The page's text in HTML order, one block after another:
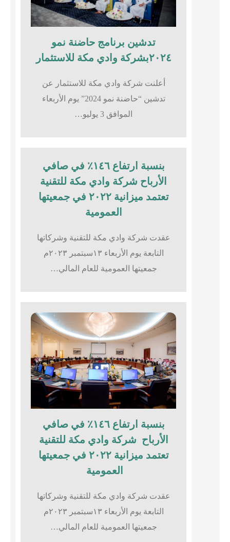
تدشين برنامج حاضنة نمو
٢٠٢٤بشركة وادي مكة للاستثمار
أعلنت شركة وادي مكة للاستثمار عن
تدشين “حاضنة نمو 2024” يوم الأربعاء
الموافق 3 يوليو…
بنسبة ارتفاع ١٤٦٪؜ في صافي
الأرباح شركة وادي مكة للتقنية
تعتمد ميزانية ٢٠٢٢ في جمعيتها
العمومية
عقدت شركة وادي مكة للتقنية وشركاتها
التابعة يوم الأربعاء ١٣سبتمبر ٢٠٢٣م
جمعيتها العمومية للعام المالي…
بنسبة ارتفاع ١٤٦٪؜ في صافي
الأرباح شركة وادي مكة للتقنية
تعتمد ميزانية ٢٠٢٢ في جمعيتها
العمومية
عقدت شركة وادي مكة للتقنية وشركاتها
التابعة يوم الأربعاء ١٣سبتمبر ٢٠٢٣م
جمعيتها العمومية للعام المالي…